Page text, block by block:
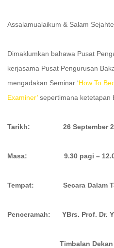
Assalamualaikum & Salam
Dimaklumkan bahawa Pusat
kerjasama Pusat Pengurusan
mengadakan Seminar ‘How To
Examiner’sepertimana ketetapan
Tarikh: 26 September
Masa: 9.30 pagi – 12.00
Tempat: Secara Dalam
Penceramah: YBrs. Prof. Dr.
Timbalan Dekan